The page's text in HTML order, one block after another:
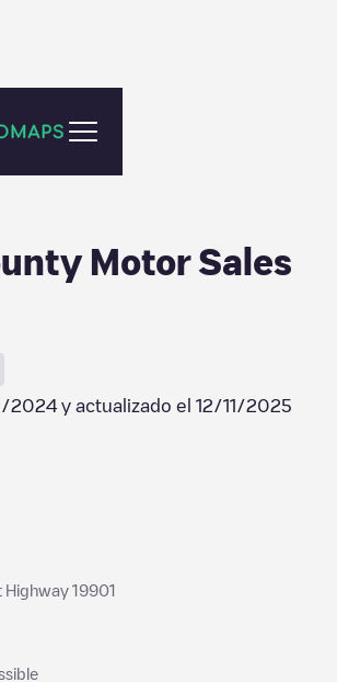
Motor Sales
2024 y actualizado el 12/11/2025
Highway 19901